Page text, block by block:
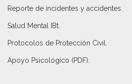
Reporte de incidentes y accidentes
Salud Mental IBt
Protocolos de Protección Civil
Apoyo Psicológico (PDF)